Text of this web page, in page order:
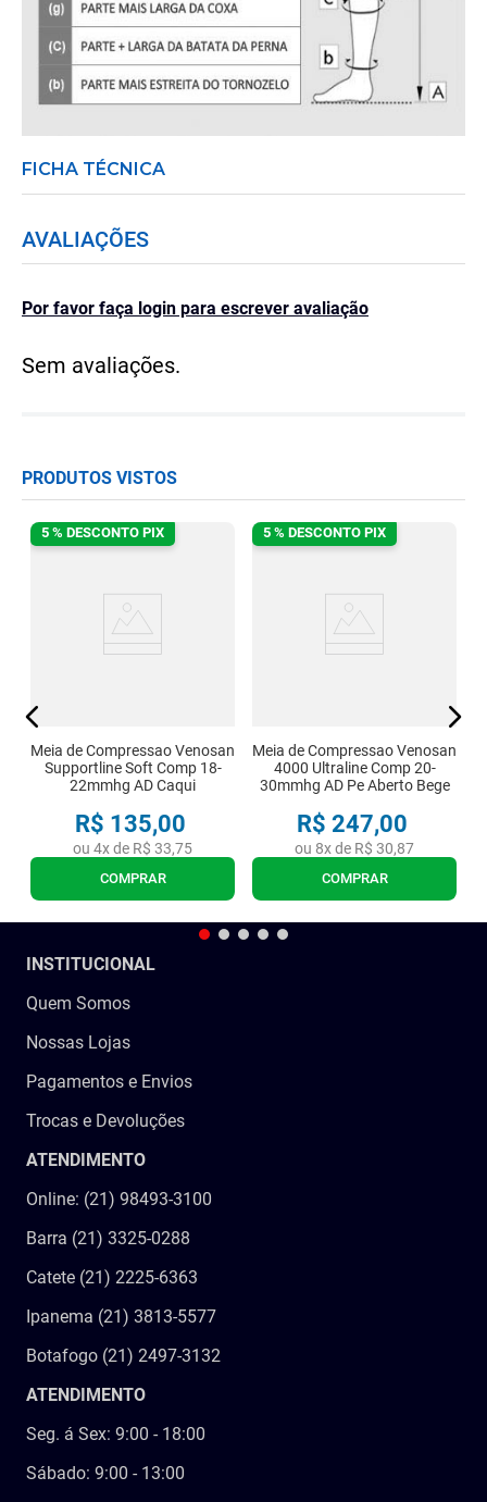
FICHA TÉCNICA
AVALIAÇÕES
Por favor faça login para escrever avaliação
Sem avaliações.
PRODUTOS VISTOS
5 % DESCONTO PIX
Meia de Compressao Venosan
Supportline Soft Comp 18-
22mmhg AD Caqui
R$ 135,00
ou 4x de R$ 33,75
COMPRAR
5 % DESCONTO PIX
Meia de Compressao Venosan
4000 Ultraline Comp 20-
30mmhg AD Pe Aberto Bege
R$ 247,00
ou 8x de R$ 30,87
COMPRAR
INSTITUCIONAL
Quem Somos
Nossas Lojas
Pagamentos e Envios
Trocas e Devoluções
ATENDIMENTO
Online: (21) 98493-3100
Barra (21) 3325-0288
Catete (21) 2225-6363
Ipanema (21) 3813-5577
Botafogo (21) 2497-3132
ATENDIMENTO
Seg. á Sex: 9:00 - 18:00
Sábado: 9:00 - 13:00